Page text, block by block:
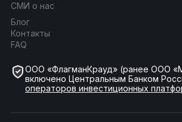
СМИ о нас
Блог
Контакты
FAQ
ООО «ФлагманКрауд» (ранее ООО
включено Центральным Банком
операторов инвестиционных